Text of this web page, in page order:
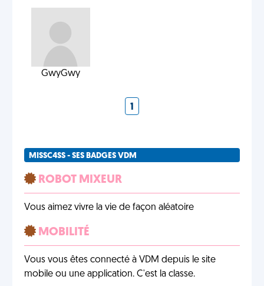
GwyGwy
1
MISSC4SS - SES BADGES VDM
ROBOT MIXEUR
Vous aimez vivre la vie de façon aléatoire
MOBILITÉ
Vous vous êtes connecté à VDM depuis le site
mobile ou une application. C'est la classe.